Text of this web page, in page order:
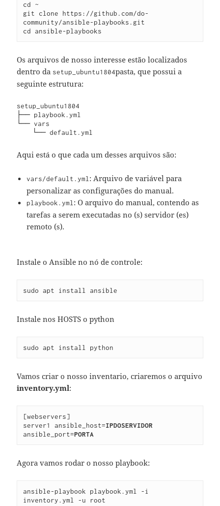
cd ~
git clone https://github.com/do-
community/ansible-playbooks.git
cd ansible-playbooks
Os arquivos de nosso interesse estão localizados
dentro da setup_ubuntu1804pasta, que possui a
seguinte estrutura:
setup_ubuntu1804
├── playbook.yml
└── vars
    └── default.yml
Aqui está o que cada um desses arquivos são:
vars/default.yml: Arquivo de variável para
personalizar as configurações do manual.
playbook.yml: O arquivo do manual, contendo as
tarefas a serem executadas no (s) servidor (es)
remoto (s).
Instale o Ansible no nó de controle:
sudo apt install ansible
Instale nos HOSTS o python
sudo apt install python
Vamos criar o nosso inventario, criaremos o arquivo
inventory.yml:
[webservers]
server1 ansible_host=IPDOSERVIDOR
ansible_port=PORTA
Agora vamos rodar o nosso playbook:
ansible-playbook playbook.yml -i
inventory.yml -u root